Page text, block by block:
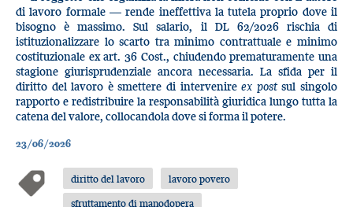
di lavoro formale — rende ineffettiva la tutela proprio dove il
bisogno è massimo. Sul salario, il DL 62/2026 rischia di
istituzionalizzare lo scarto tra minimo contrattuale e minimo
costituzionale ex art. 36 Cost., chiudendo prematuramente una
stagione giurisprudenziale ancora necessaria. La sfida per il
diritto del lavoro è smettere di intervenireex postsul singolo
rapporto e redistribuire la responsabilità giuridica lungo tutta la
catena del valore, collocandola dove si forma il potere.
23/06/2026
diritto del lavoro
lavoro povero
sfruttamento di manodopera